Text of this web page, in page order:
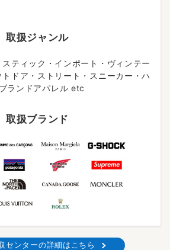
取扱ジャンル
ティック・インポート・ヴィンテー
ドア・ストリート・スニーカー・ハ
ランドアパレル etc
取扱ブランド
センターの詳細はこちら